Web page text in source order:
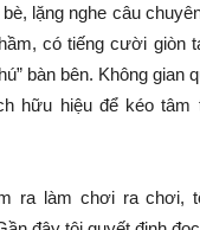
lặng nghe câu
có tiếng cười giòn
bàn bên. Không gian
hữu hiệu để kéo tâm
ra làm chơi ra chơi,